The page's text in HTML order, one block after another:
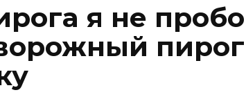
я не
пирог